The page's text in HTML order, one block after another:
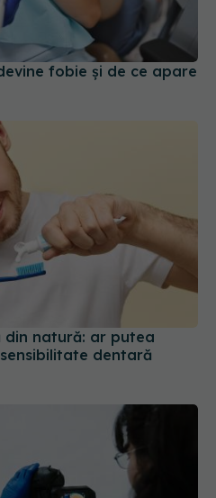
fobie și de ce apare
din natură: ar putea
dentară